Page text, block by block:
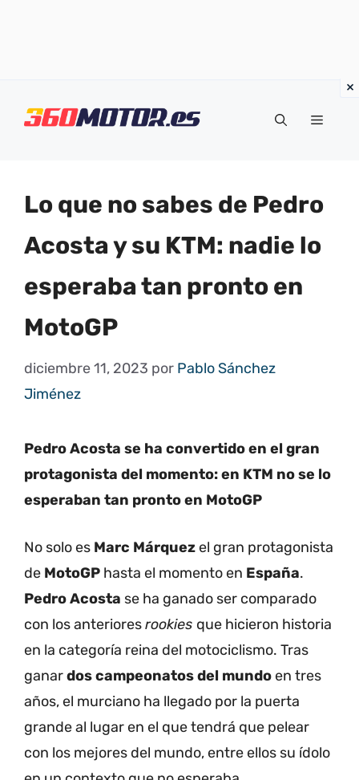
Menú
Lo que no sabes de Pedro
Acosta y su KTM: nadie lo
esperaba tan pronto en
MotoGP
diciembre 11, 2023 por Pablo Sánchez
Jiménez
Pedro Acosta se ha convertido en el gran
protagonista del momento: en KTM no se lo
esperaban tan pronto en MotoGP
No solo es Marc Márquezel gran protagonista
de MotoGP hasta el momento en España.
Pedro Acosta se ha ganado ser comparado
con los anterioresrookies que hicieron historia
en la categoría reina del motociclismo. Tras
ganardos campeonatos del mundoen tres
años, el murciano ha llegado por la puerta
grande al lugar en el que tendrá que pelear
con los mejores del mundo, entre ellos su ídolo